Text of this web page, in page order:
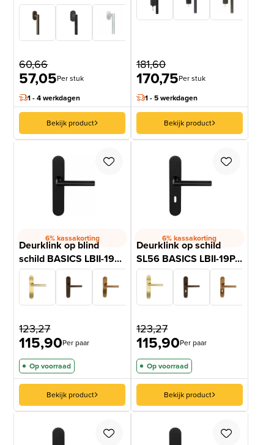
Gewaardeerd
op 5
1
60,66
57,05Per stuk
1 - 4 werkdagen
Bekijk product
181,60
170,75Per stuk
1 - 5 werkdagen
Bekijk product
6% kassakorting
Deurklink op blind
schild BASICS LBII-19...
123,27
115,90Per paar
Op voorraad
Bekijk product
6% kassakorting
Deurklink op schild
SL56 BASICS LBII-19P...
123,27
115,90Per paar
Op voorraad
Bekijk product